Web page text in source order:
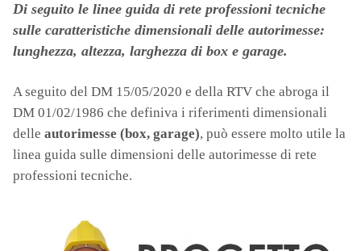
Di seguito le linee guida di rete professioni tecniche
sulle caratteristiche dimensionali delle autorimesse:
lunghezza, altezza, larghezza di box e garage.
A seguito del DM 15/05/2020 e della RTV che abroga il
DM 01/02/1986 che definiva i riferimenti dimensionali
delle autorimesse (box, garage), può essere molto utile la
linea guida sulle dimensioni delle autorimesse di rete
professioni tecniche.